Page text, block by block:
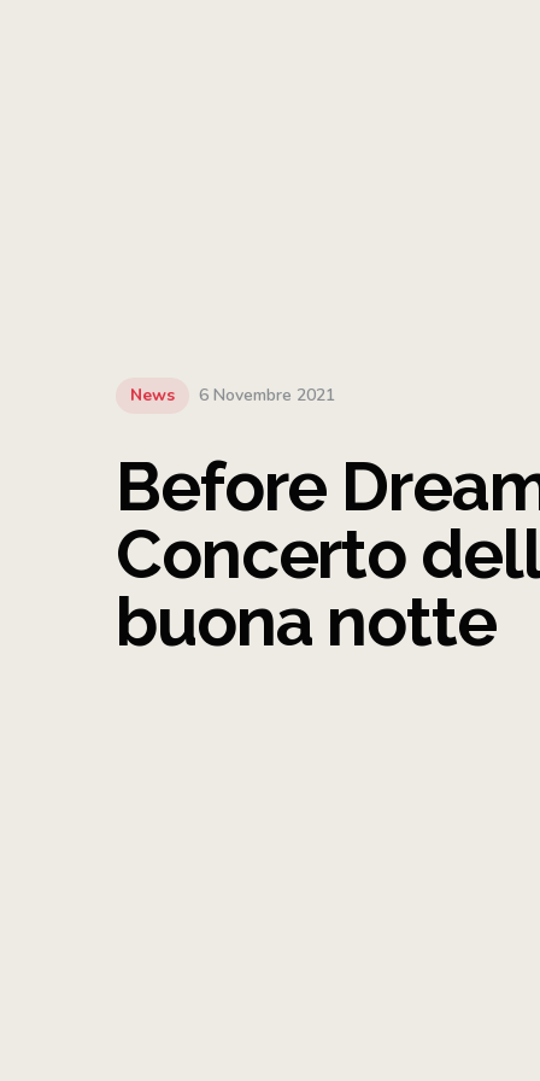
News 6 Novembre 2021
Before
Concerto
buona notte